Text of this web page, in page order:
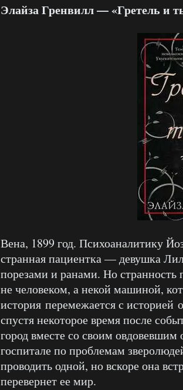
Элайза Гренвилл — «Гретель и
Вена, 1899 год. Психоаналитику
странная пациентка — девушка
порезами и ранами. Но странность
не человеком, а некой машиной,
история перемежается с историей
спустя некоторое время после
город вместе со своим овдовевшим
госпитале по проблемам
проводить одной, но вскоре она
перевернет ее мир.